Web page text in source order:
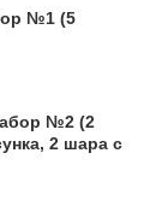
№1 (5
№2 (2
2 шара с